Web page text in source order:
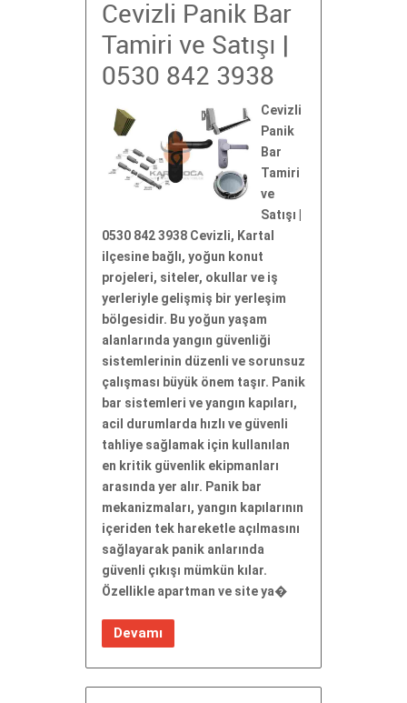
Cevizli Panik Bar
Tamiri ve Satışı |
0530 842 3938
Cevizli
Panik
Bar
Tamiri
ve
Satışı |
0530 842 3938 Cevizli, Kartal
ilçesine bağlı, yoğun konut
projeleri, siteler, okullar ve iş
yerleriyle gelişmiş bir yerleşim
bölgesidir. Bu yoğun yaşam
alanlarında yangın güvenliği
sistemlerinin düzenli ve sorunsuz
çalışması büyük önem taşır. Panik
bar sistemleri ve yangın kapıları,
acil durumlarda hızlı ve güvenli
tahliye sağlamak için kullanılan
en kritik güvenlik ekipmanları
arasında yer alır. Panik bar
mekanizmaları, yangın kapılarının
içeriden tek hareketle açılmasını
sağlayarak panik anlarında
güvenli çıkışı mümkün kılar.
Özellikle apartman ve site ya�
Devamı